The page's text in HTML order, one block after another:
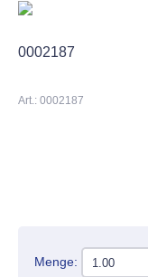
0002187
Art.: 0002187
Menge: